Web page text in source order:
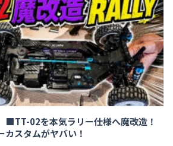
02を本気ラリー仕様へ魔改造！
カスタムがヤバい！